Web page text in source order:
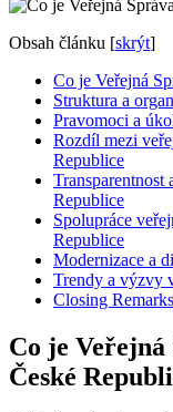
Obsah článku [skrýt]
Co je Veřejná
Struktura a
Pravomoci a
Rozdíl mezi
Republice
Transparentnost
Republice
Spolupráce
Republice
Modernizace a
Trendy a výzvy
Closing Remarks
Co je
České